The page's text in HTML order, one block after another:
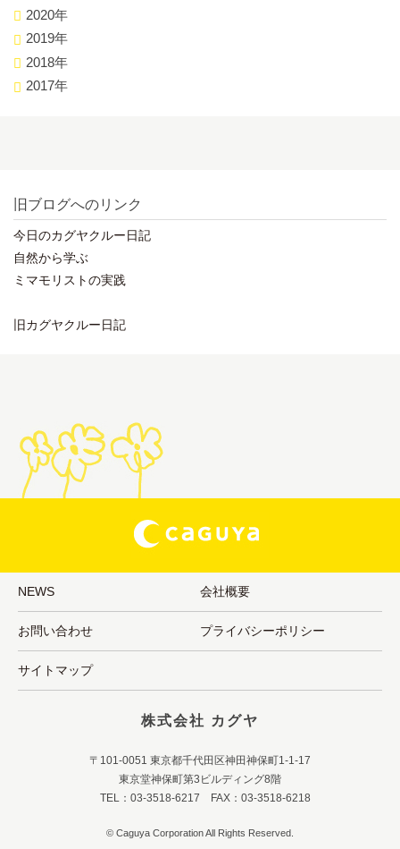
2020年
2019年
2018年
2017年
旧ブログへのリンク
今日のカグヤクルー日記
自然から学ぶ
ミマモリストの実践
旧カグヤクルー日記
NEWS 会社概要
お問い合わせ プライバシーポリシー
サイトマップ
株式会社 カグヤ
〒101-0051 東京都千代田区神田神保町1-1-17
東京堂神保町第3ビルディング8階
TEL：03-3518-6217 FAX：03-3518-6218
© Caguya Corporation All Rights Reserved.